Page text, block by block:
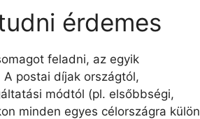
érdemes
feladni, az egyik
A postai díjak országtól,
módtól (pl. elsőbbségi,
minden egyes célországra külön